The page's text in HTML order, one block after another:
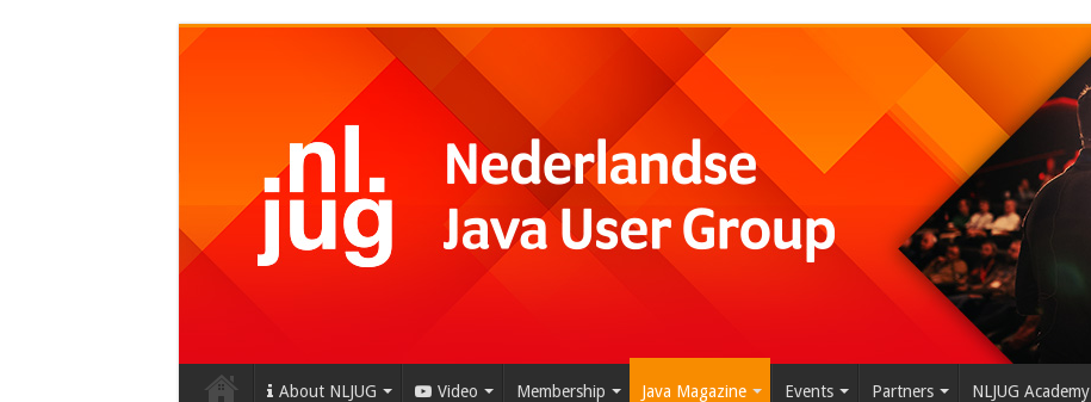
About NLJUG Video Membership Java Magazine Events Partners NLJUG Academy